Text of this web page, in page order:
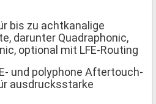
bis zu achtkanalige
darunter Quadraphonic,
optional mit LFE-Routing
und polyphone Aftertouch-
ausdrucksstarke